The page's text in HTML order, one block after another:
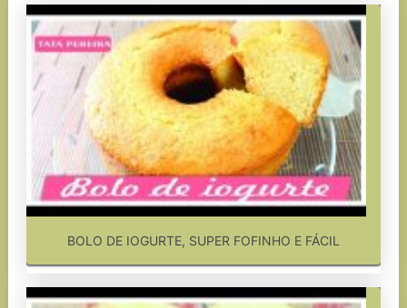
BOLO DE IOGURTE, SUPER FOFINHO E FÁCIL